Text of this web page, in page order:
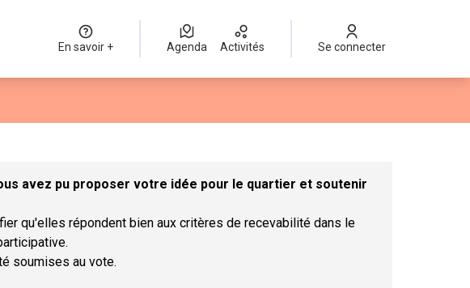
En savoir + Agenda Activités Se connecter
avez pu proposer votre idée pour le quartier et soutenir
qu'elles répondent bien aux critères de recevabilité dans le
soumises au vote.